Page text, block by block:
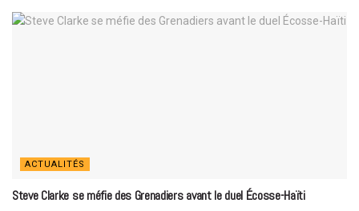
ACTUALITÉS
Steve Clarke se méfie des Grenadiers avant le duel Écosse-Haïti